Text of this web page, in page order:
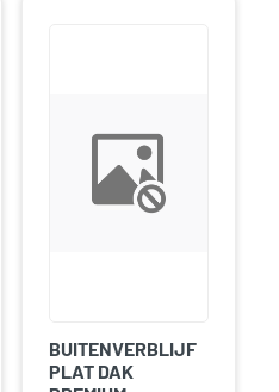
BUITENVERBLIJF
PLAT DAK